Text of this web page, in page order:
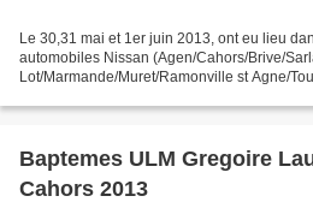
Le 30,31 mai et 1er juin 2013, ont eu lieu
automobiles Nissan (Agen/Cahors/Brive/
Lot/Marmande/Muret/Ramonville st Agne/
Baptemes ULM Gregoire
Cahors 2013